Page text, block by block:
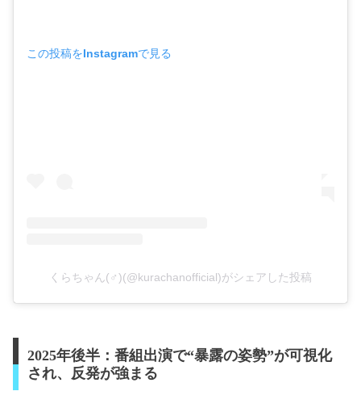
この投稿をInstagramで見る
くらちゃん(♂)(@kurachanofficial)がシェアした投稿
2025年後半：番組出演で“暴露の姿勢”が可視化
され、反発が強まる